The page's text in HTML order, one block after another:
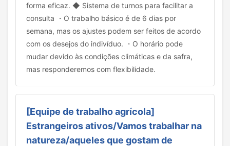
forma eficaz. ◆ Sistema de turnos para facilitar a
consulta ・O trabalho básico é de 6 dias por
semana, mas os ajustes podem ser feitos de acordo
com os desejos do indivíduo. ・O horário pode
mudar devido às condições climáticas e da safra,
mas responderemos com flexibilidade.
[Equipe de trabalho agrícola]
Estrangeiros ativos/Vamos trabalhar na
natureza/aqueles que gostam de